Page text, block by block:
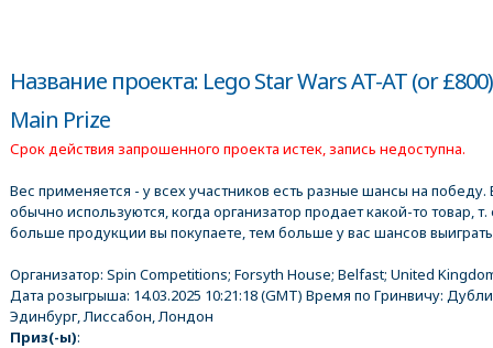
Название проекта: Lego Star Wars AT-AT (or
Main Prize
Срок действия запрошенного проекта истек, запись недоступна.
Вес применяется - у всех участников есть разные шансы на победу.
обычно используются, когда организатор продает какой-то товар,
больше продукции вы покупаете, тем больше у вас шансов
Организатор: Spin Competitions; Forsyth House; Belfast; United
Дата розыгрыша: 14.03.2025 10:21:18(GMT) Время по Гринвичу:
Эдинбург, Лиссабон, Лондон
Приз(-ы):